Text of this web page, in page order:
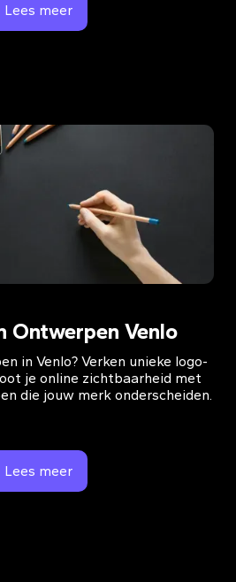
Lees meer
Ontwerpen Venlo
in Venlo? Verken unieke logo-
je online zichtbaarheid met
die jouw merk onderscheiden.
Lees meer